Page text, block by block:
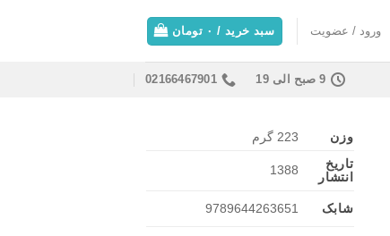
ورود / عضویت سبد خرید / ۰ تومان
9 صبح الی 19 02166467901
وزن
223 گرم
تاریخ
انتشار
1388
شابک 9789644263651